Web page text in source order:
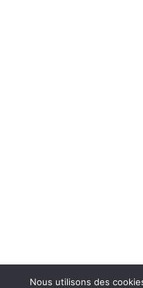
Nous utilisons des